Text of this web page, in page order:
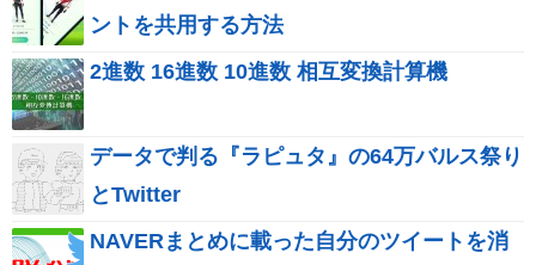
ントを共用する方法
2進数 16進数 10進数 相互変換計算機
データで判る『ラピュタ』の64万バルス祭り
とTwitter
NAVERまとめに載った自分のツイートを消